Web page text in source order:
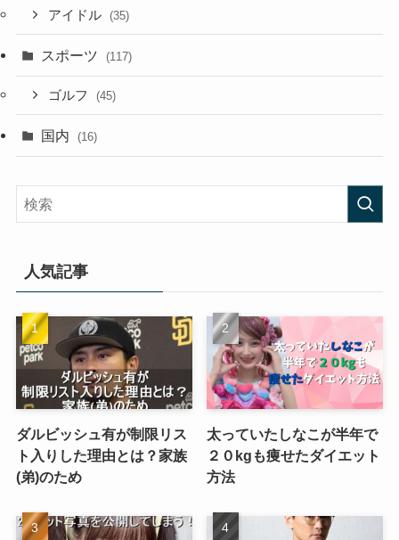
アイドル (35)
スポーツ (117)
ゴルフ (45)
国内 (16)
人気記事
ダルビッシュ有が制限リス
ト入りした理由とは？家族
(弟)のため
太っていたしなこが半年で
２０kgも痩せたダイエット
方法